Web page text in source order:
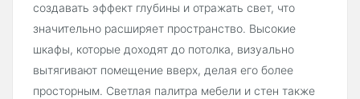
создавать эффект глубины и отражать свет, что
значительно расширяет пространство. Высокие
шкафы, которые доходят до потолка, визуально
вытягивают помещение вверх, делая его более
просторным. Светлая палитра мебели и стен также